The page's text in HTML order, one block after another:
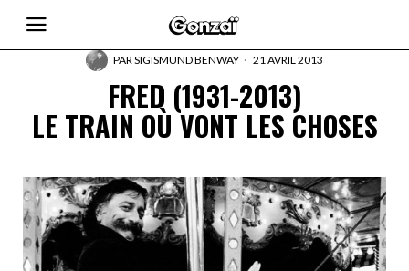
PARSIGISMUND BENWAY 21 AVRIL 2013
FRED (1931-2013)
LE TRAIN OÙ VONT LES CHOSES